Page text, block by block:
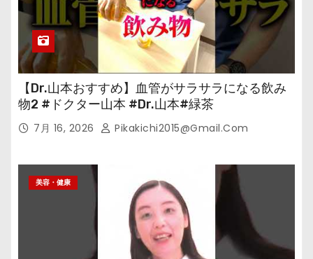
【Dr.山本おすすめ】血管がサラサラになる飲み
物2 #ドクター山本 #Dr.山本#緑茶
7月 16, 2026 Pikakichi2015@gmail.com
美容・健康